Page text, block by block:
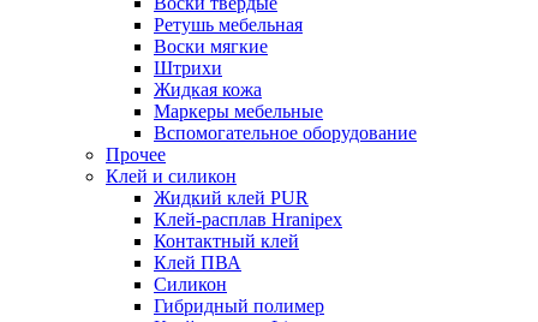
Ретушь мебельная
Воски мягкие
Штрихи
Жидкая кожа
Маркеры мебельные
Вспомогательное оборудование
Прочее
Клей и силикон
Жидкий клей PUR
Клей-расплав Hranipex
Контактный клей
Клей ПВА
Силикон
Гибридный полимер